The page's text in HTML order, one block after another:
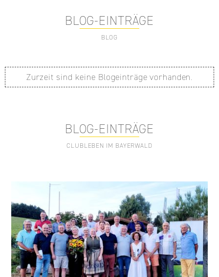
BLOG-EINTRÄGE
BLOG
Zurzeit sind keine Blogeinträge vorhanden.
BLOG-EINTRÄGE
CLUBLEBEN IM BAYERWALD